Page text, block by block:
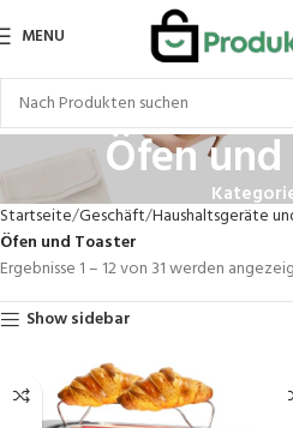
MENU
Öfen
Startseite Geschäft Haushaltsgeräte
Öfen und Toaster
Ergebnisse 1 – 12 von 31 werden
Show sidebar